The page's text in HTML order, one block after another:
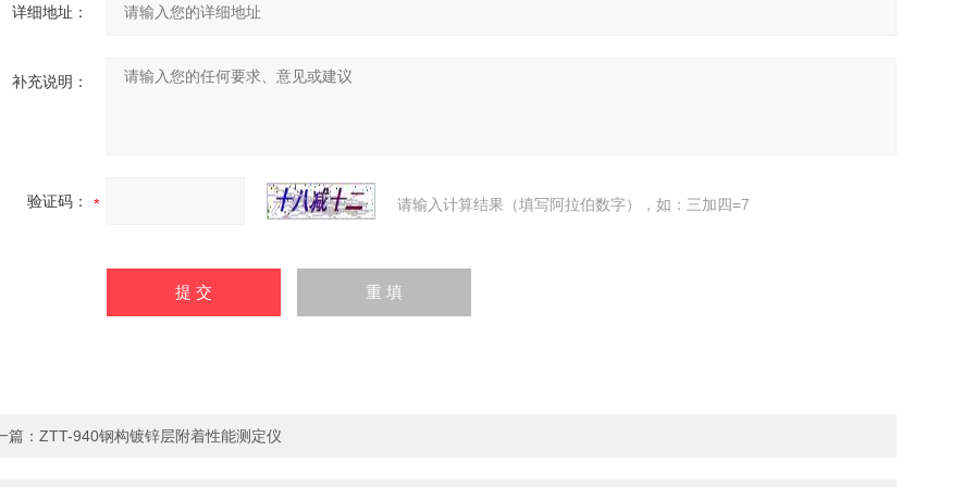
详细地址：
补充说明：
验证码： 请输入计算结果（填写阿拉伯数字），如：三加四=7
篇： ZTT-940钢构镀锌层附着性能测定仪